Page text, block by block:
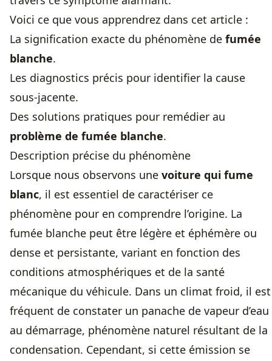
Voici ce que vous apprendrez dans cet article :
La signification exacte du phénomène de fumée
blanche.
Les diagnostics précis pour identifier la cause
sous-jacente.
Des solutions pratiques pour remédier au
problème de fumée blanche.
Description précise du phénomène
Lorsque nous observons une voiture qui fume
blanc, il est essentiel de caractériser ce
phénomène pour en comprendre l’origine. La
fumée blanche peut être légère et éphémère ou
dense et persistante, variant en fonction des
conditions atmosphériques et de la santé
mécanique du véhicule. Dans un climat froid, il est
fréquent de constater un panache de vapeur d’eau
au démarrage, phénomène naturel résultant de la
condensation. Cependant, si cette émission se